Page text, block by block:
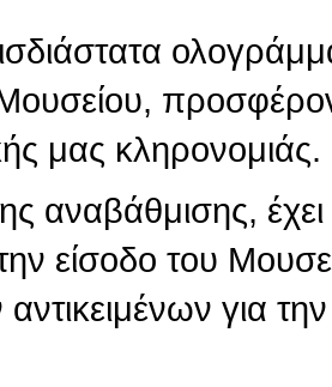
Μουσείου,
μας κληρονομιάς.
αναβάθμισης,
είσοδο του
για